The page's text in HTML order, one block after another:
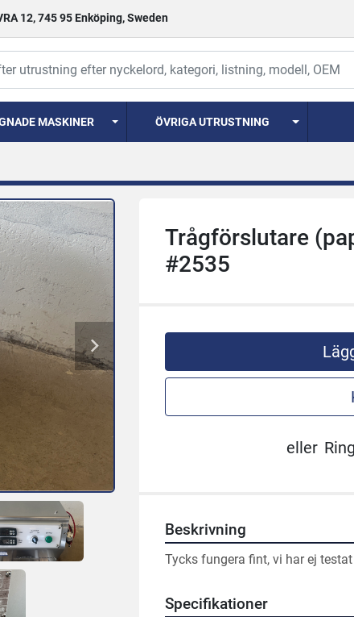
12, 745 95 Enköping, Sweden
MASKINER ÖVRIGA UTRUSTNING
Trågförslutare
#2535
eller Ring
Beskrivning
Tycks fungera fint, vi har ej
Specifikationer